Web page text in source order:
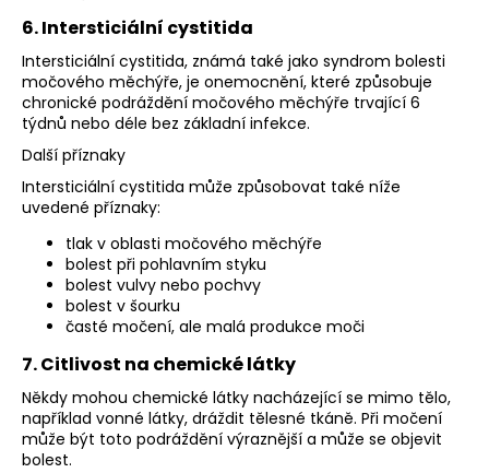
6. Intersticiální cystitida
Intersticiální cystitida, známá také jako syndrom bolesti
močového měchýře, je onemocnění, které způsobuje
chronické podráždění močového měchýře trvající 6
týdnů nebo déle bez základní infekce.
Další příznaky
Intersticiální cystitida může způsobovat také níže
uvedené příznaky:
tlak v oblasti močového měchýře
bolest při pohlavním styku
bolest vulvy nebo pochvy
bolest v šourku
časté močení, ale malá produkce moči
7. Citlivost na chemické látky
Někdy mohou chemické látky nacházející se mimo tělo,
například vonné látky, dráždit tělesné tkáně. Při močení
může být toto podráždění výraznější a může se objevit
bolest.